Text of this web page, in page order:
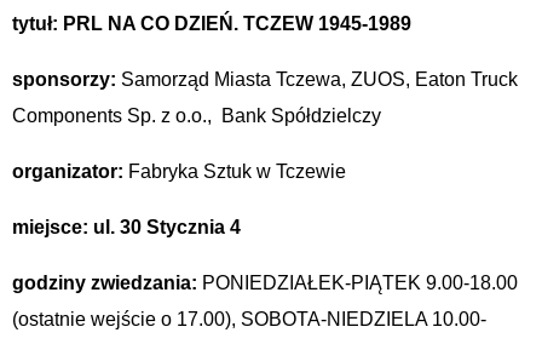
tytuł: PRL NA CO DZIEŃ. TCZEW 1945-1989
sponsorzy: Samorząd Miasta Tczewa, ZUOS, Eaton Truck
Components Sp. z o.o., Bank Spółdzielczy
organizator: Fabryka Sztuk w Tczewie
miejsce: ul. 30 Stycznia 4
godziny zwiedzania: PONIEDZIAŁEK-PIĄTEK 9.00-18.00
(ostatnie wejście o 17.00), SOBOTA-NIEDZIELA 10.00-